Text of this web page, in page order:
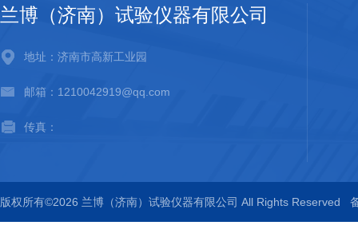
兰博（济南）试验仪器有限公司
地址：济南市高新工业园
邮箱：1210042919@qq.com
传真：
版权所有©2026 兰博（济南）试验仪器有限公司 All Rights Reserved